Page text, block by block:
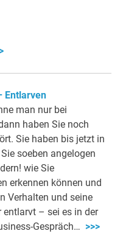
Entlarven
man nur bei
haben Sie noch
Sie haben bis jetzt in
soeben angelogen
wie Sie
erkennen können und
Verhalten und seine
entlarvt – sei es in der
Gespräch… >>>